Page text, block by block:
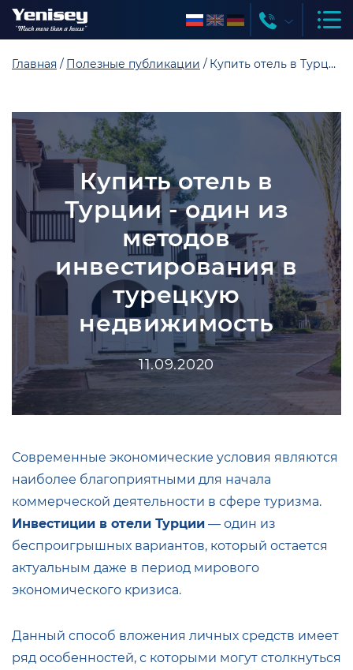
Главная Полезные публикации Купить отель в Турции - один из методов инвестирования в турецкую недвижимость
Купить отель в
Турции - один из
методов
инвестирования в
турецкую
недвижимость
11.09.2020
Современные экономические условия являются
наиболее благоприятными для начала
коммерческой деятельности в сфере туризма.
Инвестиции в отели Турции — один из
беспроигрышных вариантов, который остается
актуальным даже в период мирового
экономического кризиса.
Данный способ вложения личных средств имеет
ряд особенностей, с которыми могут столкнуться